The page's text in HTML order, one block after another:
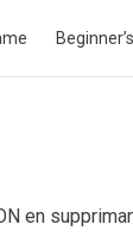
en